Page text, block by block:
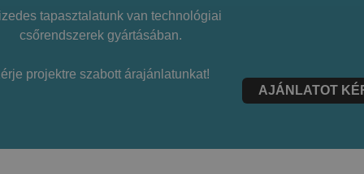
tapasztalatunk van technológiai
csőrendszerek gyártásában.
projektre szabott árajánlatunkat!
AJÁNLATOT